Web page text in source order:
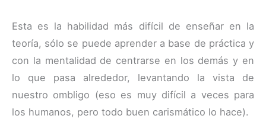
Esta es la habilidad más difícil de enseñar en la
teoría, sólo se puede aprender a base de práctica y
con la mentalidad de centrarse en los demás y en
lo que pasa alrededor, levantando la vista de
nuestro ombligo (eso es muy difícil a veces para
los humanos, pero todo buen carismático lo hace).